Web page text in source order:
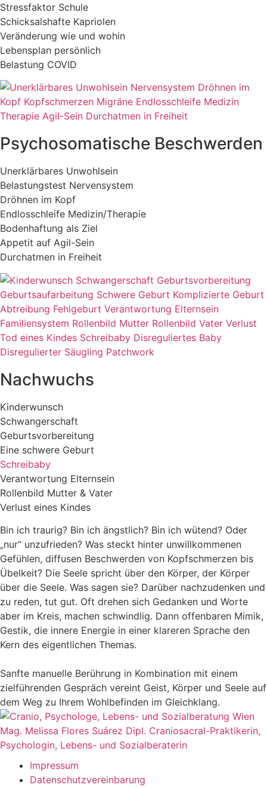
Stressfaktor Schule
Schicksalshafte Kapriolen
Veränderung wie und wohin
Lebensplan persönlich
Belastung COVID
Psychosomatische Beschwerden
Unerklärbares Unwohlsein
Belastungstest Nervensystem
Dröhnen im Kopf
Endlosschleife Medizin/Therapie
Bodenhaftung als Ziel
Appetit auf Agil-Sein
Durchatmen in Freiheit
Nachwuchs
Kinderwunsch
Schwangerschaft
Geburtsvorbereitung
Eine schwere Geburt
Schreibaby
Verantwortung Elternsein
Rollenbild Mutter & Vater
Verlust eines Kindes
Bin ich traurig? Bin ich ängstlich? Bin ich wütend? Oder
„nur“ unzufrieden? Was steckt hinter unwillkommenen
Gefühlen, diffusen Beschwerden von Kopfschmerzen bis
Übelkeit? Die Seele spricht über den Körper, der Körper
über die Seele. Was sagen sie? Darüber nachzudenken und
zu reden, tut gut. Oft drehen sich Gedanken und Worte
aber im Kreis, machen schwindlig. Dann offenbaren Mimik,
Gestik, die innere Energie in einer klareren Sprache den
Kern des eigentlichen Themas.
Sanfte manuelle Berührung in Kombination mit einem
zielführenden Gespräch vereint Geist, Körper und Seele auf
dem Weg zu Ihrem Wohlbefinden im Gleichklang.
Mag. Melissa Flores Suárez Dipl. Craniosacral-Praktikerin,
Psychologin, Lebens- und Sozialberaterin
Impressum
Datenschutzvereinbarung